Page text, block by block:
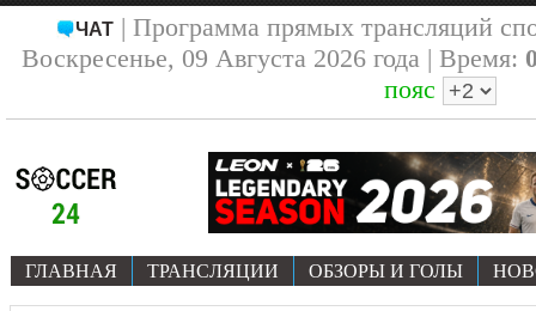
ЧАТ| Программа прямых трансляций
Воскресенье, 09 Августа 2026 года | Время:
пояс
ГЛАВНАЯ ТРАНСЛЯЦИИ ОБЗОРЫ И ГОЛЫ